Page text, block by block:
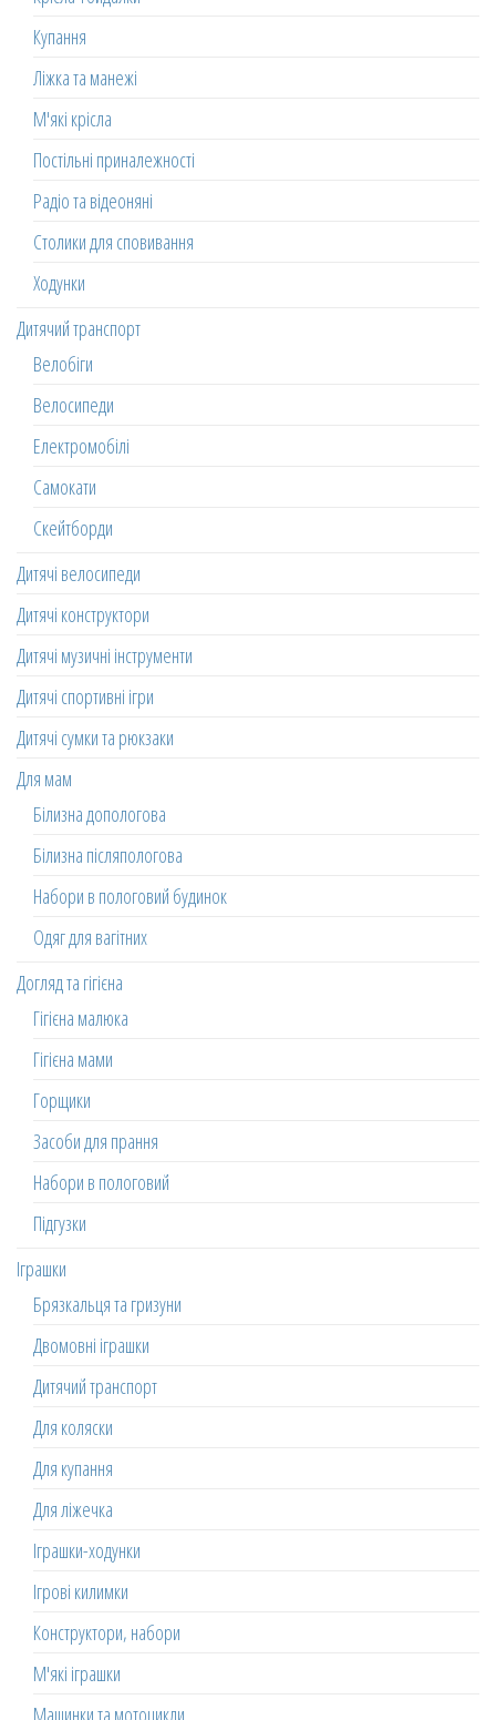
Купання
Ліжка та манежі
М'які крісла
Постільні приналежності
Радіо та відеоняні
Столики для сповивання
Ходунки
Дитячий транспорт
Велобіги
Велосипеди
Електромобілі
Самокати
Скейтборди
Дитячі велосипеди
Дитячі конструктори
Дитячі музичні інструменти
Дитячі спортивні ігри
Дитячі сумки та рюкзаки
Для мам
Білизна допологова
Білизна післяпологова
Набори в пологовий будинок
Одяг для вагітних
Догляд та гігієна
Гігієна малюка
Гігієна мами
Горщики
Засоби для прання
Набори в пологовий
Підгузки
Іграшки
Брязкальця та гризуни
Двомовні іграшки
Дитячий транспорт
Для коляски
Для купання
Для ліжечка
Іграшки-ходунки
Ігрові килимки
Конструктори, набори
М'які іграшки